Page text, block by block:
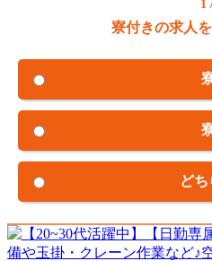
1
寮付きの求人
ど